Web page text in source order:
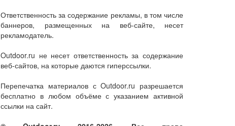
Ответственность за содержание рекламы, в том числе
баннеров, размещенных на веб-сайте, несет
рекламодатель.
Outdoor.ru не несет ответственность за содержание
веб-сайтов, на которые даются гиперссылки.
Перепечатка материалов с Outdoor.ru разрешается
бесплатно в любом объёме с указанием активной
ссылки на сайт.